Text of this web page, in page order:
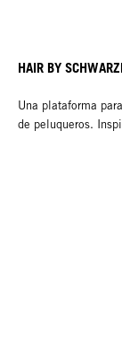
HAIR BY
Una plataforma
de peluqueros.